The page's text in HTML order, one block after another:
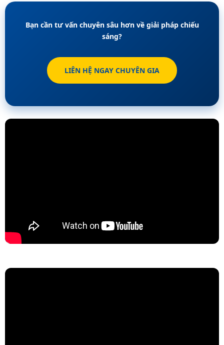
Bạn cần tư vấn chuyên sâu hơn về giải pháp chiếu
sáng?
LIÊN HỆ NGAY CHUYÊN GIA